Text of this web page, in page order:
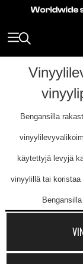
Bengansilla
käytettyjä levyjä
vinyylillä tai